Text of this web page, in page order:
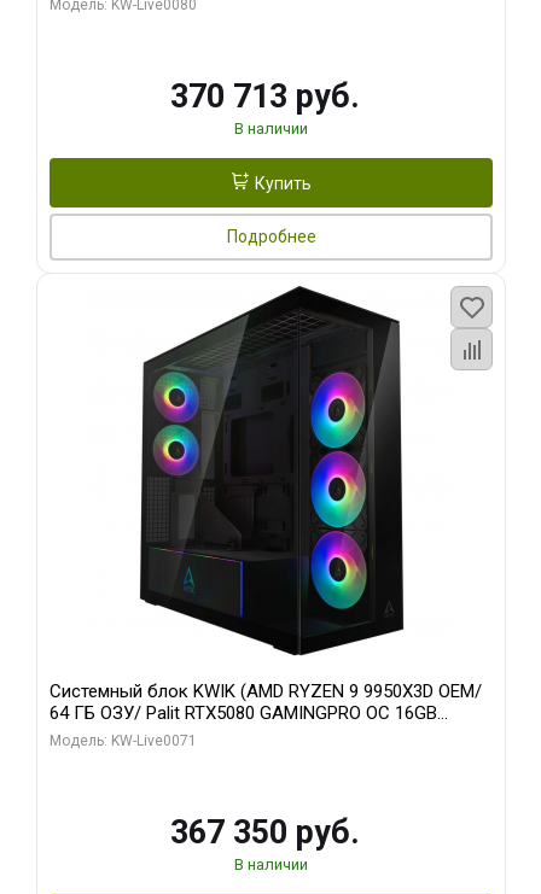
Модель: KW-Live0080
370 713 руб.
В наличии
Купить
Подробнее
Системный блок KWIK (AMD RYZEN 9 9950X3D OEM/
64 ГБ ОЗУ/ Palit RTX5080 GAMINGPRO OC 16GB
GDDR7 256bit 3xDP HD/ 960 ГБ SSD)
Модель: KW-Live0071
367 350 руб.
В наличии